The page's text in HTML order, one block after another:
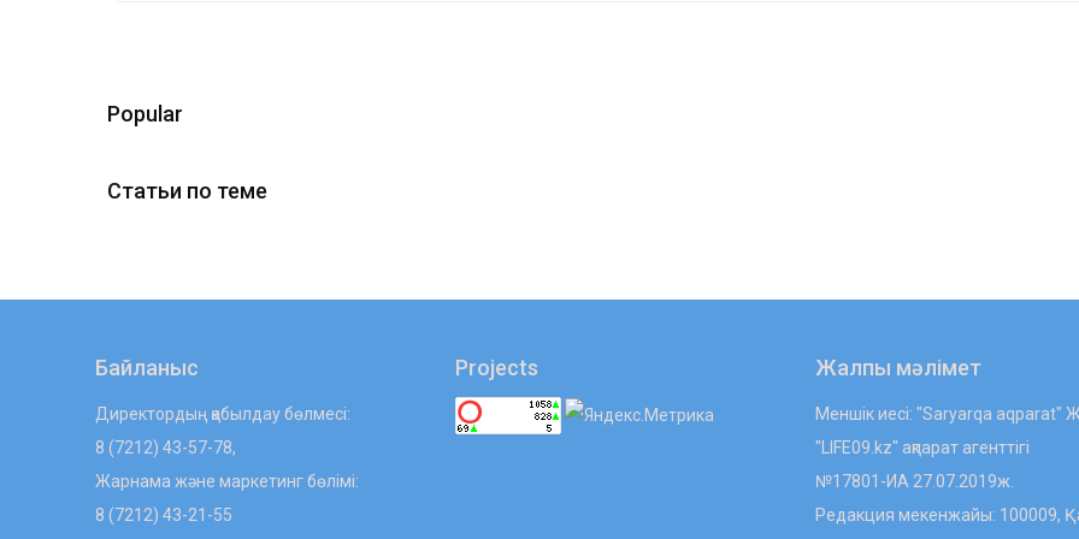
Popular
Статьи по теме
Байланыс
Директордың қабылдау бөлмесі:
8 (7212) 43-57-78,
Жарнама және маркетинг бөлімі:
8 (7212) 43-21-55
Projects Жалпы мәлімет
Меншік иесі: "Saryarqa aqparat"
"LIFE09.kz" ақпарат агенттігі
№17801-ИА 27.07.2019ж.
Редакция мекенжайы: 100009,